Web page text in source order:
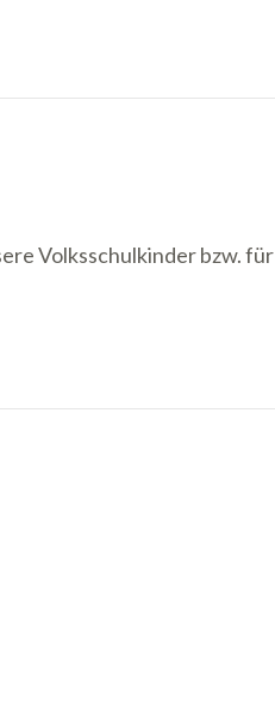
Volksschulkinder bzw.